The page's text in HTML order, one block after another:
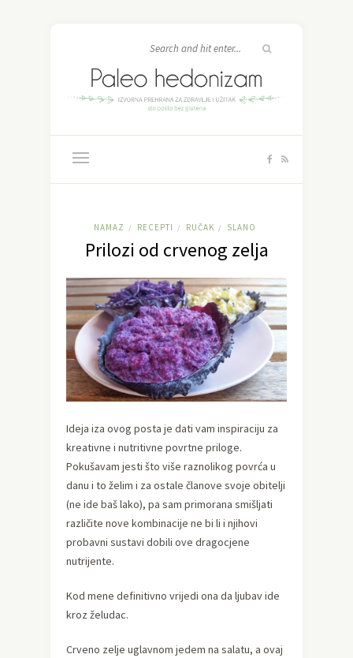
NAMAZ / RECEPTI / RUČAK / SLANO
Prilozi od crvenog zelja
Ideja iza ovog posta je dati vam inspiraciju za
kreativne i nutritivne povrtne priloge.
Pokušavam jesti što više raznolikog povrća u
danu i to želim i za ostale članove svoje obitelji
(ne ide baš lako), pa sam primorana smišljati
različite nove kombinacije ne bi li i njihovi
probavni sustavi dobili ove dragocjene
nutrijente.
Kod mene definitivno vrijedi ona da ljubav ide
kroz želudac.
Crveno zelje uglavnom jedem na salatu, a ovaj